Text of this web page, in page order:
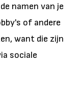
namen van je
of andere
want die zijn
sociale